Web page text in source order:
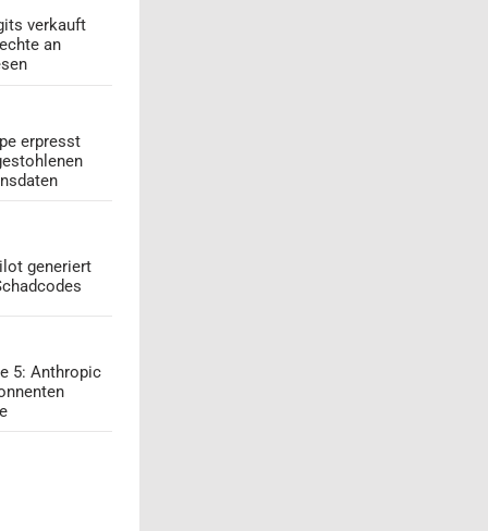
verkauft
an
erpresst
generiert
5: Anthropic